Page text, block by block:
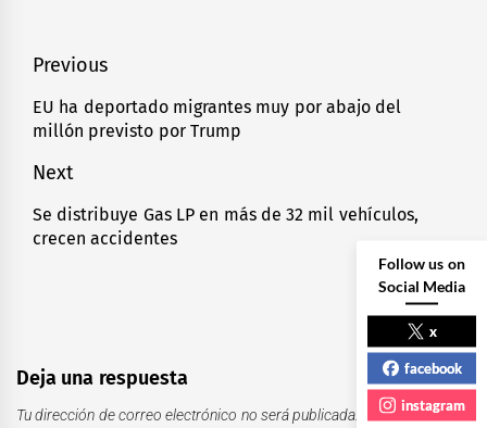
Navegación
de
entradas
Previous
Previous
post:
EU ha deportado migrantes muy por abajo del
millón previsto por Trump
Next
Next
post:
Se distribuye Gas LP en más de 32 mil vehículos,
crecen accidentes
Deja una respuesta
Tu dirección de correo electrónico no será publicada.
Los campos
Follow us on
Social Media
x
facebook
instagram